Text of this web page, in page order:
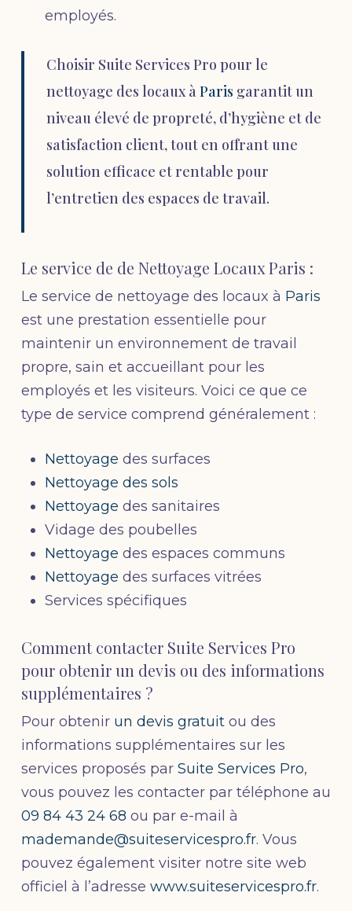
employés.
Choisir Suite Services Pro pour le
nettoyage des locaux àParis garantit un
niveau élevé de propreté, d’hygiène et de
satisfaction client, tout en offrant une
solution efficace et rentable pour
l’entretien des espaces de travail.
Le service de de Nettoyage Locaux Paris :
Le service de nettoyage des locaux à Paris
est une prestation essentielle pour
maintenir un environnement de travail
propre, sain et accueillant pour les
employés et les visiteurs. Voici ce que ce
type de service comprend généralement :
Nettoyage des surfaces
Nettoyage des sols
Nettoyage des sanitaires
Vidage des poubelles
Nettoyage des espaces communs
Nettoyage des surfaces vitrées
Services spécifiques
Comment contacter Suite Services Pro
pour obtenir un devis ou des informations
supplémentaires ?
Pour obtenir un devis gratuitou des
informations supplémentaires sur les
services proposés par Suite Services Pro,
vous pouvez les contacter par téléphone au
09 84 43 24 68 ou par e-mail à
mademande@suiteservicespro.fr. Vous
pouvez également visiter notre site web
officiel à l’adresse www.suiteservicespro.fr.